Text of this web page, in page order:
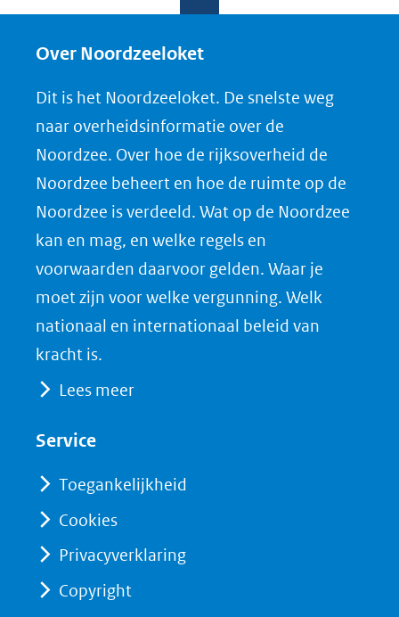
e
o
p
F
a
c
e
b
o
o
in
(verwijst
een
andere
website)
e
o
p
L
i
n
k
e
d
I
(verwijst
andere
e
o
p
X
(opent
in
nieuw
venster)
(verwijst
naar
n
o
a
d
P
D
F
Over Noordzeeloket
Dit is het Noordzeeloket. De snelste weg
naar overheidsinformatie over de
Noordzee. Over hoe de rijksoverheid de
Noordzee beheert en hoe de ruimte op de
Noordzee is verdeeld. Wat op de Noordzee
kan en mag, en welke regels en
voorwaarden daarvoor gelden. Waar je
moet zijn voor welke vergunning. Welk
nationaal en internationaal beleid van
kracht is.
Lees meer
Service
Toegankelijkheid
Cookies
Privacyverklaring
Copyright